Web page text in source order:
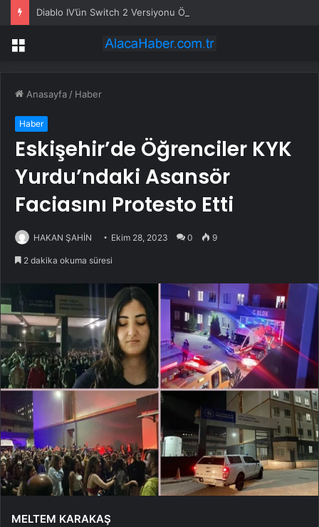
Diablo IV’ün Switch 2 Versiyonu Önümüzdeki Ay Gelebilir
Menü
Anasayfa / Haber
Haber
Eskişehir’de Öğrenciler KYK
Yurdu’ndaki Asansör
Faciasını Protesto Etti
HAKAN ŞAHİN Ekim 28, 2023 0 9
2 dakika okuma süresi
MELTEM KARAKAŞ